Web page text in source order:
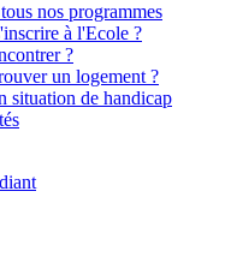
nos programmes
à l'Ecole ?
?
un logement ?
situation de handicap